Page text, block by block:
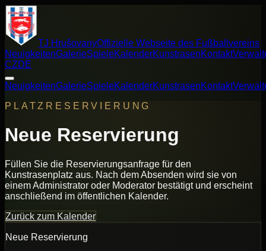
TJ HrušovanyOffizielle Webseite des Fußballvereins
NeuigkeitenGalerieSpieleKalenderKunstrasenKontakt
CZDE
NeuigkeitenGalerieSpieleKalenderKunstrasenKontakt
PLATZRESERVIERUNG
Neue Reservierung
Füllen Sie die Reservierungsanfrage für den
Kunstrasenplatz aus. Nach dem Absenden wird sie von
einem Administrator oder Moderator bestätigt und erscheint
anschließend im öffentlichen Kalender.
Zurück zum Kalender
Neue Reservierung